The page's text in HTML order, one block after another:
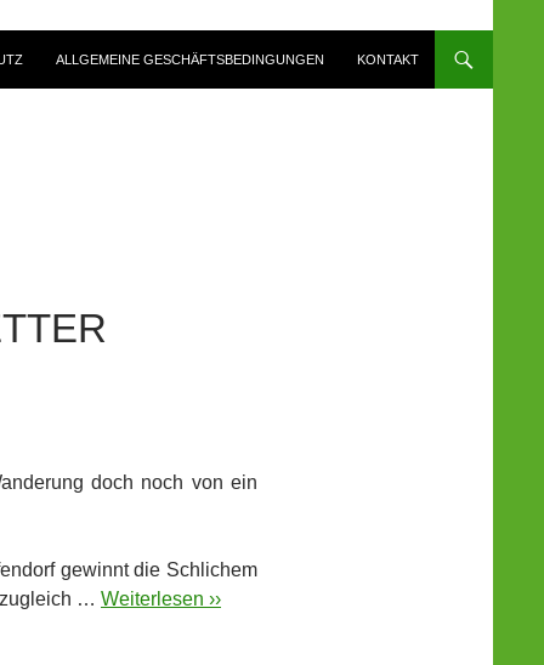
ALLGEMEINE GESCHÄFTSBEDINGUNGEN KONTAKT
doch noch von ein
gewinnt die Schlichem
zugleich … Weiterlesen ››